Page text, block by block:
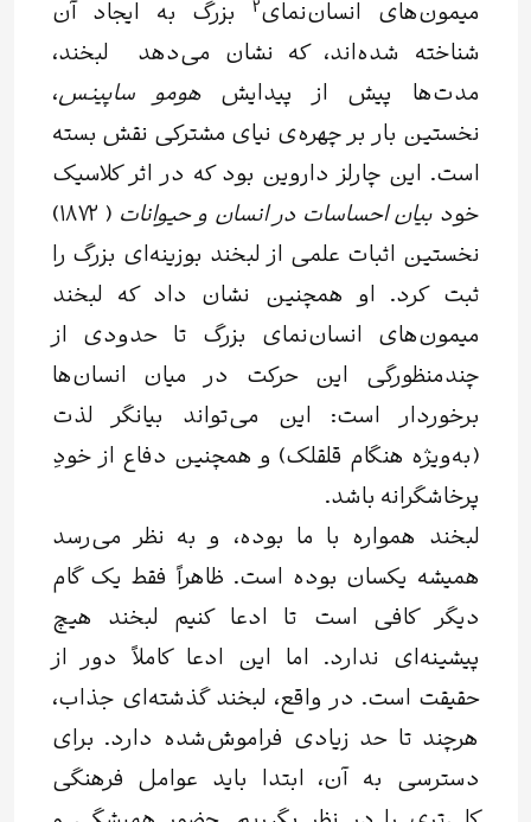
میمون‌های انسان‌نمای2
بزرگ به ایجاد آن
شناخته شده‌اند، که نشان می‌دهد لبخند،
مدت‌ها پیش از پیدایشهومو ساپینس،
نخستین بار بر چهره‌ی نیای مشترکی نقش بسته
است. این چارلز داروین بود که در اثر کلاسیک
خود بیان احساسات در انسان و حیوانات
( ۱۸۷۲)
نخستین اثبات علمی از لبخند بوزینه‌ای بزرگ را
ثبت کرد. او همچنین نشان داد که لبخند
میمون‌های انسان‌نمای بزرگ تا حدودی از
چندمنظورگی این حرکت در میان انسان‌ها
برخوردار است: این می‌تواند بیانگر لذت
(به‌ویژه هنگام قلقلک) و همچنین دفاع از خودِ
پرخاشگرانه باشد.
لبخند همواره با ما بوده، و به نظر می‌رسد
همیشه یکسان بوده است. ظاهراً فقط یک گام
دیگر کافی است تا ادعا کنیم لبخند هیچ
پیشینه‌ای ندارد. اما این ادعا کاملاً دور از
حقیقت است. در واقع، لبخند گذشته‌ای جذاب،
هرچند تا حد زیادی فراموش‌شده دارد. برای
دسترسی به آن، ابتدا باید عوامل فرهنگی